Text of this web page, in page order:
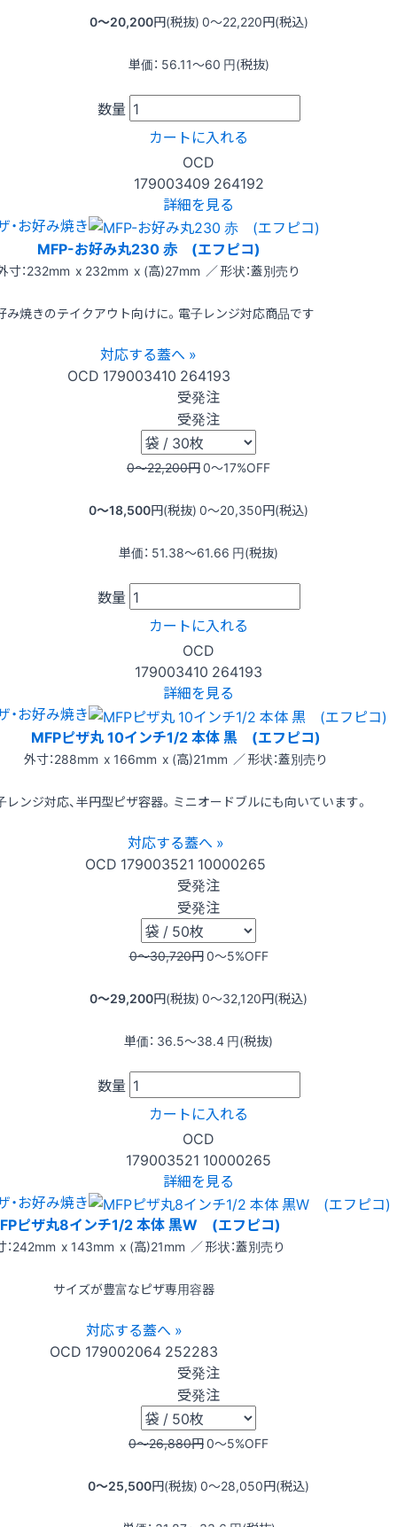
0〜20,200円(税抜) 0〜22,220円(税込)
単価： 56.11〜60 円(税抜)
数量
カートに入れる
OCD
179003409 264192
詳細を見る
・お好み焼き
MFP-お好み丸230 赤 (エフピコ)
寸：232mm x 232mm x (高)27mm ／ 形状：蓋別売り
み焼きのテイクアウト向けに。電子レンジ対応商品です
対応する蓋へ »
OCD 179003410 264193
受発注
受発注
0〜22,200円0〜17%OFF
0〜18,500円(税抜) 0〜20,350円(税込)
単価： 51.38〜61.66 円(税抜)
数量
カートに入れる
OCD
179003410 264193
詳細を見る
・お好み焼き
MFPピザ丸 10インチ1/2 本体 黒 (エフピコ)
外寸：288mm x 166mm x (高)21mm ／ 形状：蓋別売り
レンジ対応、半円型ピザ容器。ミニオードブルにも向いています。
対応する蓋へ »
OCD 179003521 10000265
受発注
受発注
0〜30,720円0〜5%OFF
0〜29,200円(税抜) 0〜32,120円(税込)
単価： 36.5〜38.4 円(税抜)
数量
カートに入れる
OCD
179003521 10000265
詳細を見る
・お好み焼き
ピザ丸8インチ1/2 本体 黒W (エフピコ)
：242mm x 143mm x (高)21mm ／ 形状：蓋別売り
サイズが豊富なピザ専用容器
対応する蓋へ »
OCD 179002064 252283
受発注
受発注
0〜26,880円0〜5%OFF
0〜25,500円(税抜) 0〜28,050円(税込)